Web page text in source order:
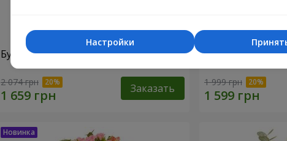
Букет "Ариэль"
2 074 грн Заказать
Букет "Светлана"
1 999 грн
Настройки